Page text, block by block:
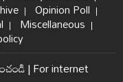
Opinion Poll
Miscellaneous
|For internet